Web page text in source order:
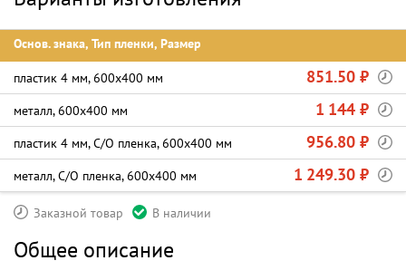
Основ. знака, Тип пленки, Размер
пластик 4 мм, 600х400 мм 851.50 ₽
металл, 600х400 мм 1 144 ₽
пластик 4 мм, С/О пленка, 600х400 мм 956.80 ₽
металл, С/О пленка, 600х400 мм 1 249.30 ₽
Заказной товар В наличии
Общее описание